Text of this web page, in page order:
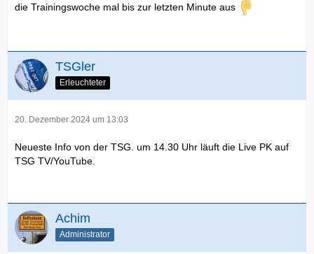
die Trainingswoche mal bis zur letzten Minute aus
TSGler
Erleuchteter
20. Dezember 2024 um 13:03
Neueste Info von der TSG. um 14.30 Uhr läuft die Live PK auf
TSG TV/YouTube.
Achim
Administrator